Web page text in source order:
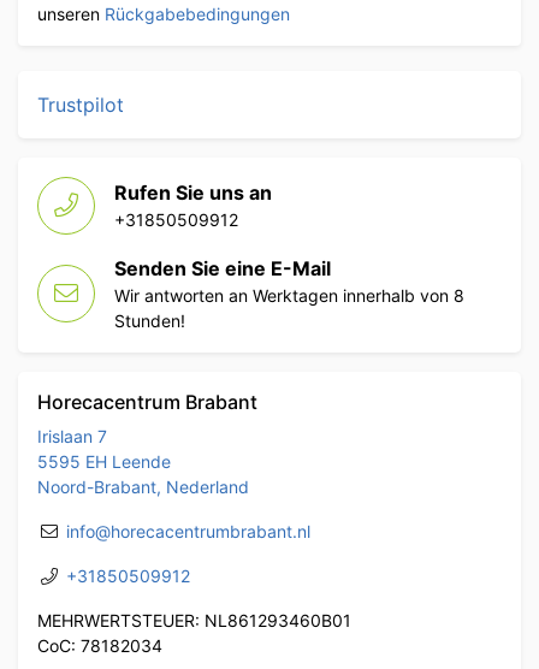
unseren Rückgabebedingungen
Trustpilot
Rufen Sie uns an
+31850509912
Senden Sie eine E-Mail
Wir antworten an Werktagen innerhalb von 8
Stunden!
Horecacentrum Brabant
Irislaan 7
5595 EH Leende
Noord-Brabant, Nederland
info@horecacentrumbrabant.nl
+31850509912
MEHRWERTSTEUER: NL861293460B01
CoC: 78182034